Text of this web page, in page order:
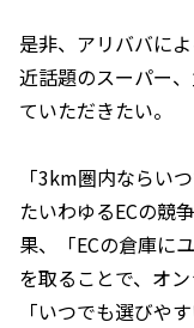
是非、アリババに
近話題のスーパー
ていただきたい。
「3km圏内ならい
たいわゆるECの競
果、「ECの倉庫に
を取ることで、オ
「いつでも選びや